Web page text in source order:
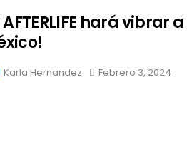
AFTERLIFE hará vibrar a
Karla Hernandez Febrero 3, 2024